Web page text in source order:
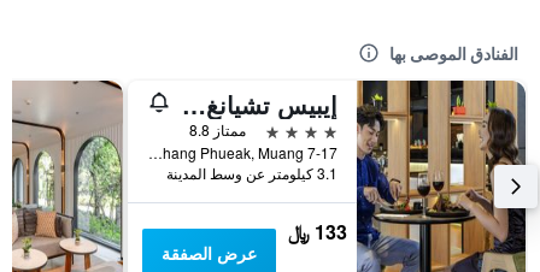
الفنادق الموصى بها
إيبيس تشيانغ ماي نيمان جورنيوب
4 نجوم
ممتاز 8.8
7-17 Moo 2, Huay Kaew Road Chang Phueak, Muang, شيانج ماي, تايلاند
3.1 كيلومتر عن وسط المدينة
133 ﷼
عرض الصفقة